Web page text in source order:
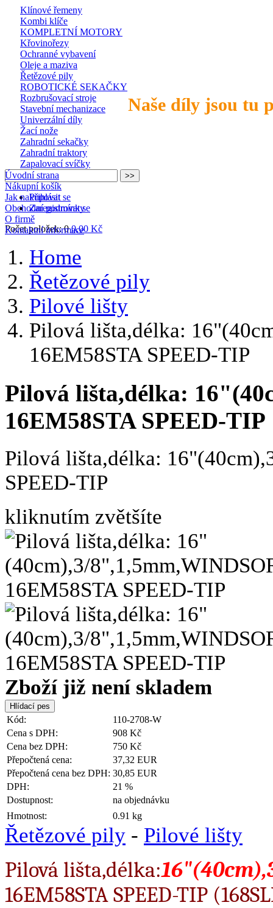
Naše díly jsou tu
Klínové řemeny
Kombi klíče
KOMPLETNÍ MOTORY
Křovinořezy
Ochranné vybavení
Oleje a maziva
Řetězové pily
ROBOTICKÉ SEKAČKY
Rozbrušovací stroje
Stavební mechanizace
Univerzální díly
Žací nože
Zahradní sekačky
Zahradní traktory
Zapalovací svíčky
Přihlásit se
Zaregistrovat se
Počet položek: 0 0,00 Kč
Úvodní strana
Nákupní košík
Jak nakupovat
Obchodní podmínky
O firmě
Kontaktní informace
Home
Řetězové pily
Pilové lišty
Pilová lišta,délka:
16EM58STA SPEED-TIP
Pilová lišta,délka:
16EM58STA SPEED-TIP
Pilová lišta,délka:
SPEED-TIP
kliknutím zvětšíte
Zboží již není skladem
Kód:
110-2708-W
Cena s DPH:
908 Kč
Cena bez DPH:
750 Kč
Přepočtená cena:
37,32 EUR
Přepočtená cena bez DPH: 30,85 EUR
DPH:
21 %
Dostupnost:
na objednávku
Hmotnost:
0.91 kg
Řetězové pily - Pilové lišty
Pilová lišta,délka:
16EM58STA SPEED-TIP